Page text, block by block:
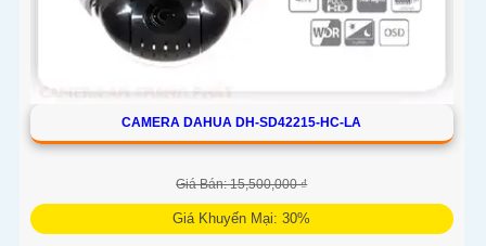
CAMERA DAHUA DH-SD42215-HC-LA
Giá Bán: 15,500,000 ₫
Giá Khuyến Mại: 30%